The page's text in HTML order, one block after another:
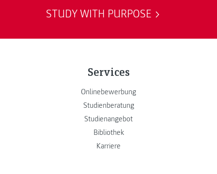
STUDY WITH PURPOSE
Services
Onlinebewerbung
Studienberatung
Studienangebot
Bibliothek
Karriere